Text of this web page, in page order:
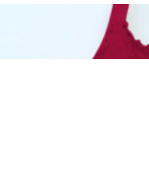
Mengintip Kepribadian
Wanita Dari Warna Bra